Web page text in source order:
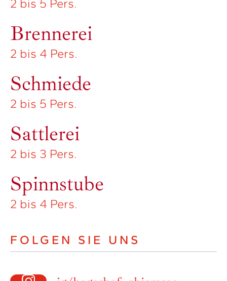
2 bis 5 Pers.
Brennerei
2 bis 4 Pers.
Schmiede
2 bis 5 Pers.
Sattlerei
2 bis 3 Pers.
Spinnstube
2 bis 4 Pers.
FOLGEN SIE UNS